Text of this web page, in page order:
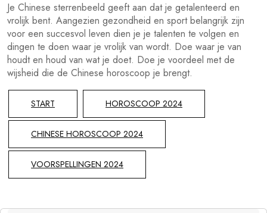
Je Chinese sterrenbeeld geeft aan dat je getalenteerd en
vrolijk bent. Aangezien gezondheid en sport belangrijk zijn
voor een succesvol leven dien je je talenten te volgen en
dingen te doen waar je vrolijk van wordt. Doe waar je van
houdt en houd van wat je doet. Doe je voordeel met de
wijsheid die de Chinese horoscoop je brengt.
START HOROSCOOP 2024
CHINESE HOROSCOOP 2024
VOORSPELLINGEN 2024